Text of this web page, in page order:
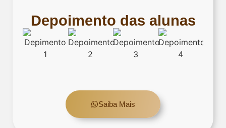
Depoimento das alunas
Saiba Mais